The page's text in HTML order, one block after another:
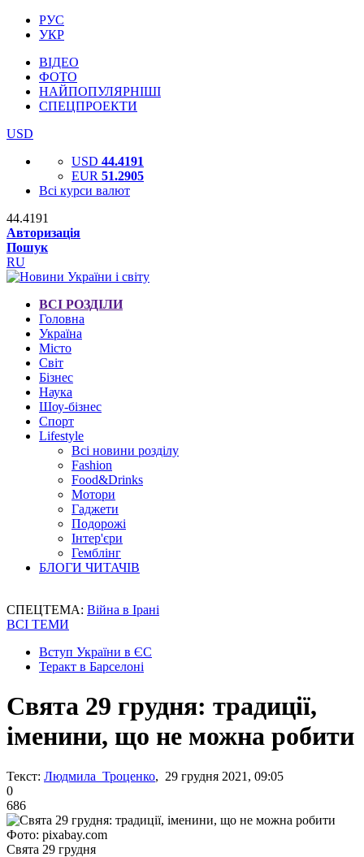
РУС
УКР
ВІДЕО
ФОТО
НАЙПОПУЛЯРНІШІ
СПЕЦПРОЕКТИ
USD
USD 44.4191
EUR 51.2905
Всі курси валют
44.4191
Авторизація
Пошук
RU
ВСІ РОЗДІЛИ
Головна
Україна
Місто
Світ
Бізнес
Наука
Шоу-бізнес
Спорт
Lifestyle
Всі новини розділу
Fashion
Food&Drinks
Мотори
Гаджети
Подорожі
Інтер'єри
Гемблінг
БЛОГИ ЧИТАЧІВ
СПЕЦТЕМА: Війна в Ірані
ВСІ ТЕМИ
Вступ України в ЄС
Теракт в Барселоні
Свята 29 грудня: традиції,
іменини, що не можна робити
Текст: Людмила Троценко, 29 грудня 2021, 09:05
0
686
Фото: pixabay.com
Свята 29 грудня